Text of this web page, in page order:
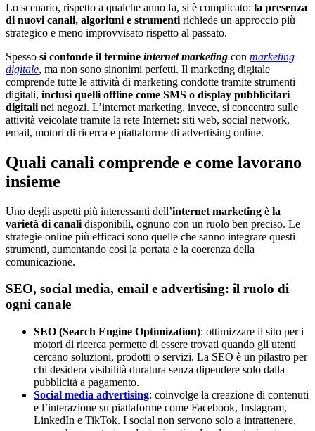
Lo scenario, rispetto a qualche anno fa, si è complicato: la presenza
di nuovi canali, algoritmi e strumenti richiede un approccio più
strategico e meno improvvisato rispetto al passato.
Spesso si confonde il termine internet marketing con marketing
digitale, ma non sono sinonimi perfetti. Il marketing digitale
comprende tutte le attività di marketing condotte tramite strumenti
digitali, inclusi quelli offline come SMS o display pubblicitari
digitali nei negozi. L’internet marketing, invece, si concentra sulle
attività veicolate tramite la rete Internet: siti web, social network,
email, motori di ricerca e piattaforme di advertising online.
Quali canali comprende e come lavorano
insieme
Uno degli aspetti più interessanti dell’internet marketing è la
varietà di canali disponibili, ognuno con un ruolo ben preciso. Le
strategie online più efficaci sono quelle che sanno integrare questi
strumenti, aumentando così la portata e la coerenza della
comunicazione.
SEO, social media, email e advertising: il ruolo di
ogni canale
SEO (Search Engine Optimization): ottimizzare il sito per i
motori di ricerca permette di essere trovati quando gli utenti
cercano soluzioni, prodotti o servizi. La SEO è un pilastro per
chi desidera visibilità duratura senza dipendere solo dalla
pubblicità a pagamento.
Social media advertising: coinvolge la creazione di contenuti
e l’interazione su piattaforme come Facebook, Instagram,
LinkedIn e TikTok. I social non servono solo a intrattenere,